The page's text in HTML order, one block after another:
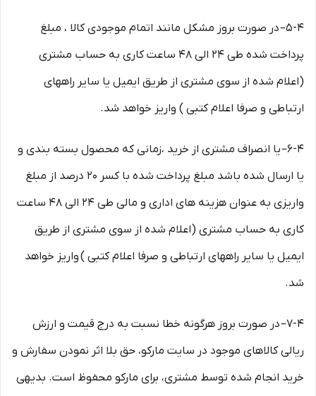
5-۴– در صورت بروز مشکل مانند اتمام موجودی کالا ، مبلغ
پرداخت شده طی ۲۴ الی ۴۸ ساعت کاری به حساب مشتری
(اعلام شده از سوی مشتری از طریق ایمیل یا سایر راههای
ارتباطی و صرفا اعلام کتبی ) واریز خواهد شد.
6-۴– یا انصراف مشتری از خرید ،زمانی که محصول بسته بندی و
یا ارسال شده باشد مبلغ پرداخت شده با کسر ۲۰ درصد از مبلغ
واریزی به عنوان هزینه های اداری و مالی طی ۲۴ الی ۴۸ ساعت
کاری به حساب مشتری (اعلام شده از سوی مشتری از طریق
ایمیل یا سایر راههای ارتباطی و صرفا اعلام کتبی ) واریز خواهد
شد.
7-۴– در صورت بروز هرگونه خطا نسبت به درج قیمت و ارزش
ریالی کالاهای موجود در سایت مارکو، حق بلا اثر نمودن سفارش و
خرید انجام شده توسط مشتری، برای مارکو محفوظ است. بدیهی